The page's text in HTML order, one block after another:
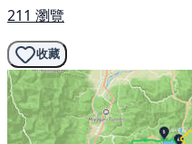
211 瀏覽
收藏